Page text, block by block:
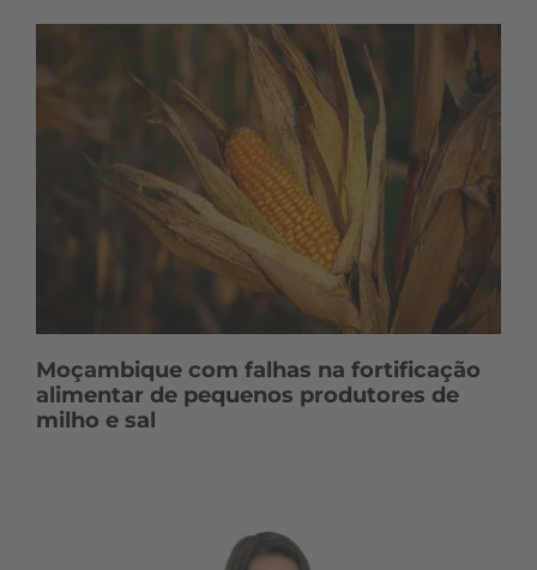
Moçambique com falhas na fortificação
alimentar de pequenos produtores de
milho e sal